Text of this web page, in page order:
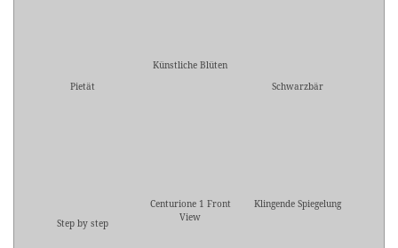
Pietät
Künstliche Blüten
Schwarzbär
Step by step
Centurione 1 Front
View
Klingende Spiegelung